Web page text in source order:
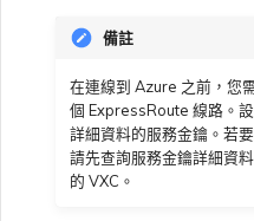
位置 ID
Megaport 上雲即服務
關閉 VXC 以進行容錯移轉測
在 MCR 中使用 IPsec
6WIND
Anapaya
Marketplace 個人檔案
新增和修改使用者
管理使用者角色
MVE 定價與合約條款
下載帳單
使用 Terraform MCP
Server（公開測試版）
Megaport Internet
歐盟數位服務法
備註
在連線到 Azure 之前，您
個 ExpressRoute 線路。
詳細資料的服務金鑰。若
請先查詢服務金鑰詳細資
的 VXC。